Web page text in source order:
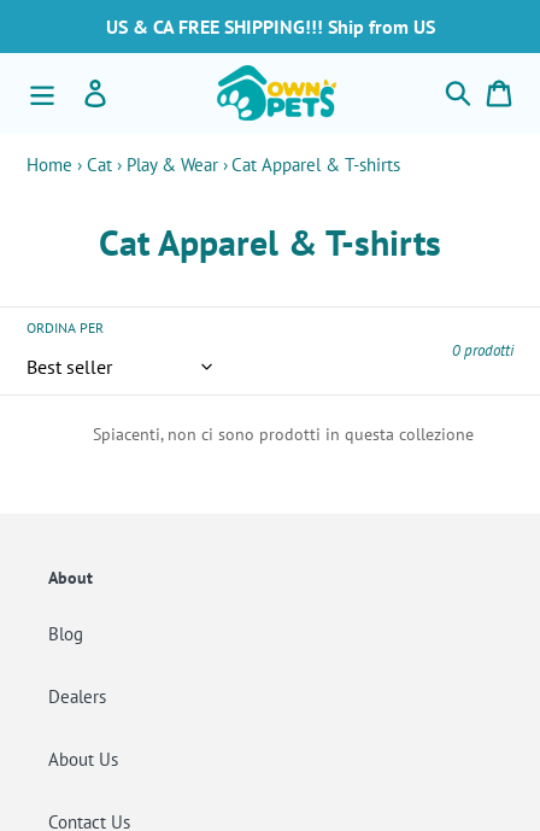
contenuti
US & CA FREE SHIPPING!!! Ship from US
Cerca
Home › Cat › Play & Wear ›Cat Apparel & T-shirts
C
l
l
z
Cat Apparel & T-shirts
ORDINA PER
0 prodotti
Spiacenti, non ci sono prodotti in questa collezione
About
Blog
Dealers
About Us
Contact Us